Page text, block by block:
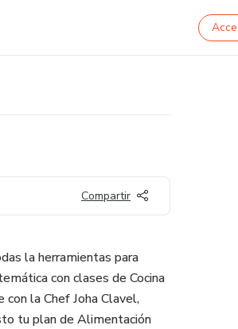
Compartir
la herramientas para
con clases de Cocina
la Chef Joha Clavel,
tu plan de Alimentación